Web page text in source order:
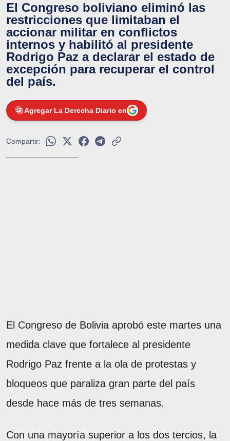
El Congreso boliviano eliminó las
restricciones que limitaban el
accionar militar en conflictos
internos y habilitó al presidente
Rodrigo Paz a declarar el estado de
excepción para recuperar el control
del país.
Agregar La Derecha Diario en
Compartir:
El Congreso de Bolivia aprobó este martes una
medida clave que fortalece al presidente
Rodrigo Paz frente a la ola de protestas y
bloqueos que paraliza gran parte del país
desde hace más de tres semanas.
Con una mayoría superior a los dos tercios, la